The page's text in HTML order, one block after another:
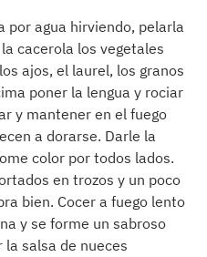
por agua hirviendo, pelarla
cacerola los vegetales
ajos, el laurel, los granos
poner la lengua y rociar
y mantener en el fuego
a dorarse. Darle la
color por todos lados.
en trozos y un poco
bien. Cocer a fuego lento
y se forme un sabroso
salsa de nueces